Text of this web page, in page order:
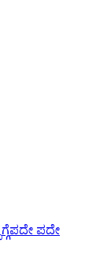
ಬಗ್ಗೆಪದೇ ಪದೇ